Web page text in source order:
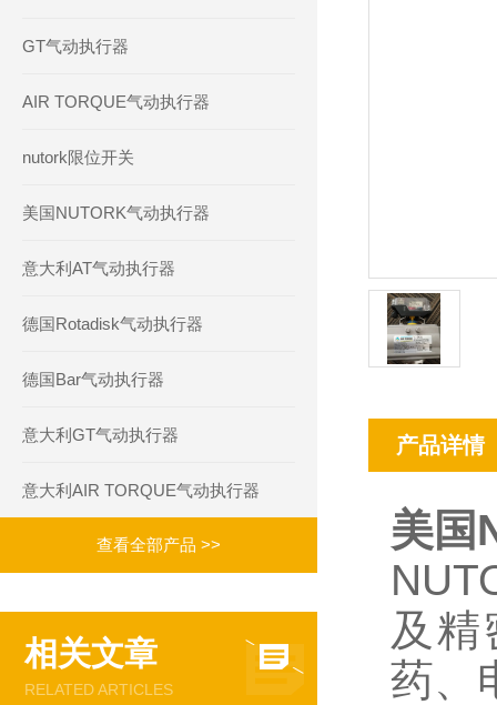
GT气动执行器
AIR TORQUE气动执行器
nutork限位开关
美国NUTORK气动执行器
意大利AT气动执行器
德国Rotadisk气动执行器
德国Bar气动执行器
意大利GT气动执行器
意大利AIR TORQUE气动执行器
查看全部产品 >>
相关文章
RELATED ARTICLES
产品详情
美国
及
药、